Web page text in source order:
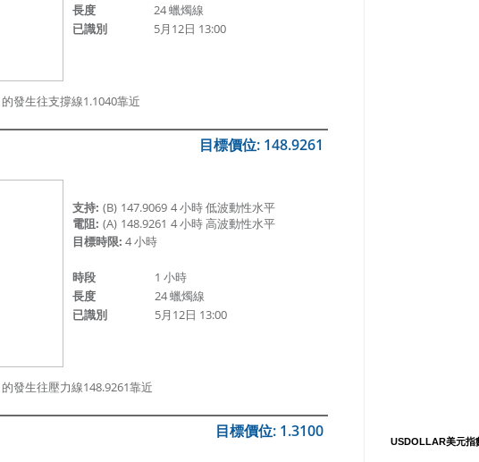
長度
24 蠟燭線
已識別
5月12日 13:00
發生往支撐線1.1040靠近
目標價位: 148.9261
支持: (B) 147.9069 4 小時 低波動性水平
電阻: (A) 148.9261 4 小時 高波動性水平
目標時限: 4 小時
時段
1 小時
長度
24 蠟燭線
已識別
5月12日 13:00
發生往壓力線148.9261靠近
目標價位: 1.3100
USDOLLAR美元指